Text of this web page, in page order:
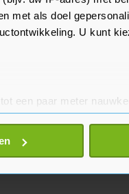
met als doel
U kunt
een paar meter
eigenschappen
stel uw voorkeuren in